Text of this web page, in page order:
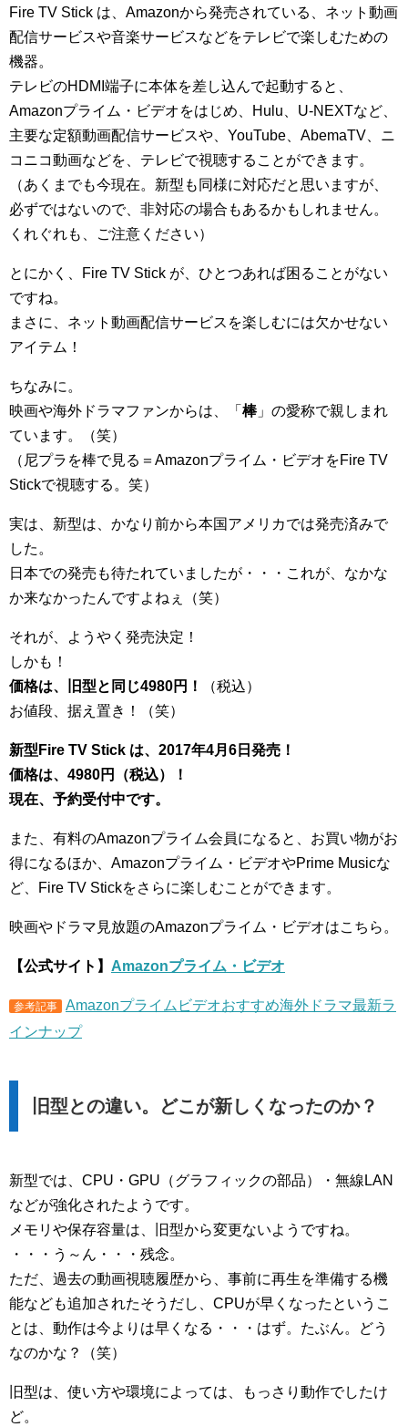
Fire TV Stick は、Amazonから発売されている、ネット動画
配信サービスや音楽サービスなどをテレビで楽しむための
機器。
テレビのHDMI端子に本体を差し込んで起動すると、
Amazonプライム・ビデオをはじめ、Hulu、U-NEXTなど、
主要な定額動画配信サービスや、YouTube、AbemaTV、ニ
コニコ動画などを、テレビで視聴することができます。
（あくまでも今現在。新型も同様に対応だと思いますが、
必ずではないので、非対応の場合もあるかもしれません。
くれぐれも、ご注意ください）
とにかく、Fire TV Stick が、ひとつあれば困ることがない
ですね。
まさに、ネット動画配信サービスを楽しむには欠かせない
アイテム！
ちなみに。
映画や海外ドラマファンからは、「 棒」の愛称で親しまれ
ています。（笑）
（尼プラを棒で見る＝Amazonプライム・ビデオをFire TV
Stickで視聴する。笑）
実は、新型は、かなり前から本国アメリカでは発売済みで
した。
日本での発売も待たれていましたが・・・これが、なかな
か来なかったんですよねぇ（笑）
それが、ようやく発売決定！
しかも！
価格は、旧型と同じ4980円！
（税込）
お値段、据え置き！（笑）
新型Fire TV Stick は、2017年4月6日発売！
価格は、4980円（税込）！
現在、予約受付中です。
また、有料のAmazonプライム会員になると、お買い物がお
得になるほか、Amazonプライム・ビデオやPrime Musicな
ど、Fire TV Stickをさらに楽しむことができます。
映画やドラマ見放題のAmazonプライム・ビデオはこちら。
【公式サイト】 Amazonプライム・ビデオ
参考記事
Amazonプライムビデオおすすめ海外ドラマ最新ラ
インナップ
旧型との違い。どこが新しくなったのか？
新型では、CPU・GPU（グラフィックの部品）・無線LAN
などが強化されたようです。
メモリや保存容量は、旧型から変更ないようですね。
・・・う～ん・・・残念。
ただ、過去の動画視聴履歴から、事前に再生を準備する機
能なども追加されたそうだし、CPUが早くなったというこ
とは、動作は今よりは早くなる・・・はず。たぶん。どう
なのかな？（笑）
旧型は、使い方や環境によっては、もっさり動作でしたけ
ど。